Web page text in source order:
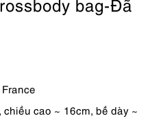
cao ~ 16cm, bề dày ~